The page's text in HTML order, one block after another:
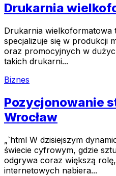
Drukarnia
Drukarnia wielkoformatowa
specjalizuje się w produkcji
oraz promocyjnych w
takich drukarni...
Biznes
Pozycjonowanie
Wrocław
„`html W dzisiejszym
świecie cyfrowym, gdzie
odgrywa coraz większą
internetowych nabiera...